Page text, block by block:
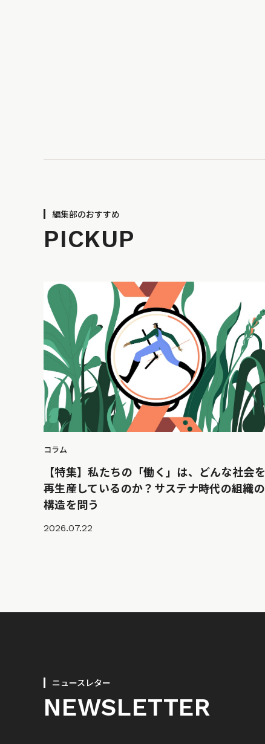
編集部のおすすめ
PICKUP
コラム
【特集】私たちの「働く」は、どんな社会を
再生産しているのか？サステナ時代の組織の
構造を問う
2026.07.22
ニュースレター
NEWSLETTER